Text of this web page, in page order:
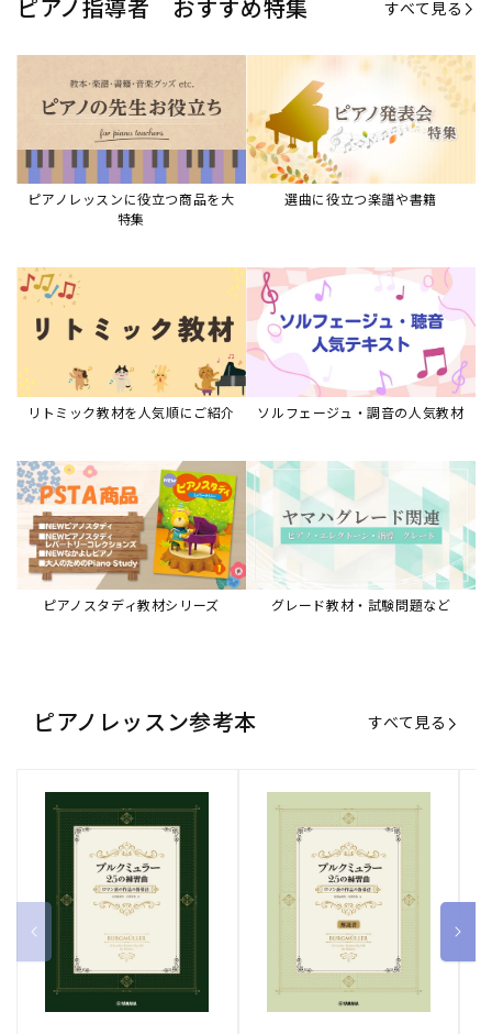
ピアノ指導者 おすすめ特集 すべて見る
ピアノレッスンに役立つ商品を大
特集
選曲に役立つ楽譜や書籍
リトミック教材を人気順にご紹介 ソルフェージュ・調音の人気教材
ピアノスタディ教材シリーズ グレード教材・試験問題など
ピアノレッスン参考本 すべて見る